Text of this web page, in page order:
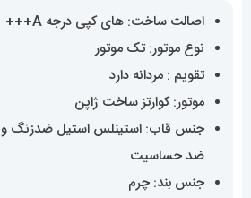
اصالت ساخت: های کپی درجه A+++
نوع موتور: تک موتور
تقویم : مردانه دارد
موتور: کوارتز ساخت ژاپن
جنس قاب: استینلس استیل ضدزنگ و
ضد حساسیت
جنس بند: چرم